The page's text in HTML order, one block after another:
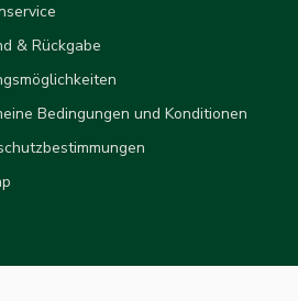
& Rückgabe
Bedingungen und Konditionen